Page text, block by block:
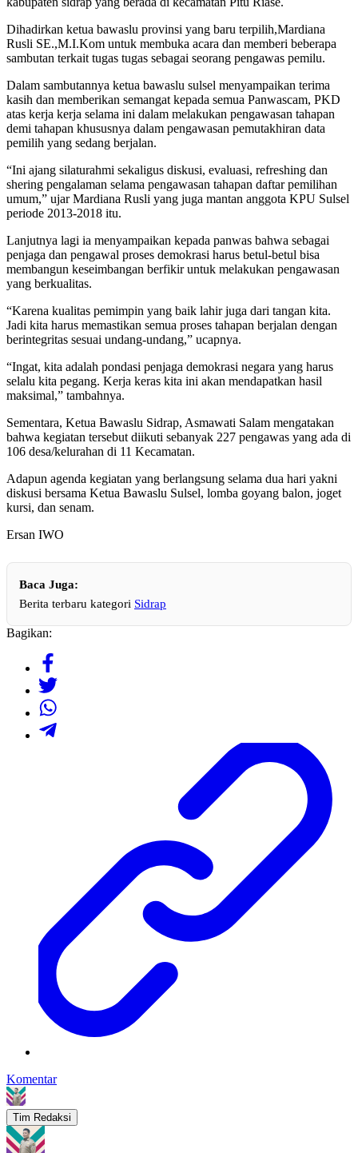
Dihadirkan ketua bawaslu provinsi yang baru terpilih,Mardiana
Rusli SE.,M.I.Kom untuk membuka acara dan memberi beberapa
sambutan terkait tugas tugas sebagai seorang pengawas pemilu.
Dalam sambutannya ketua bawaslu sulsel menyampaikan terima
kasih dan memberikan semangat kepada semua Panwascam, PKD
atas kerja kerja selama ini dalam melakukan pengawasan tahapan
demi tahapan khususnya dalam pengawasan pemutakhiran data
pemilih yang sedang berjalan.
“Ini ajang silaturahmi sekaligus diskusi, evaluasi, refreshing dan
shering pengalaman selama pengawasan tahapan daftar pemilihan
umum,” ujar Mardiana Rusli yang juga mantan anggota KPU Sulsel
periode 2013-2018 itu.
Lanjutnya lagi ia menyampaikan kepada panwas bahwa sebagai
penjaga dan pengawal proses demokrasi harus betul-betul bisa
membangun keseimbangan berfikir untuk melakukan pengawasan
yang berkualitas.
“Karena kualitas pemimpin yang baik lahir juga dari tangan kita.
Jadi kita harus memastikan semua proses tahapan berjalan dengan
berintegritas sesuai undang-undang,” ucapnya.
“Ingat, kita adalah pondasi penjaga demokrasi negara yang harus
selalu kita pegang. Kerja keras kita ini akan mendapatkan hasil
maksimal,” tambahnya.
Sementara, Ketua Bawaslu Sidrap, Asmawati Salam mengatakan
bahwa kegiatan tersebut diikuti sebanyak 227 pengawas yang ada di
106 desa/kelurahan di 11 Kecamatan.
Adapun agenda kegiatan yang berlangsung selama dua hari yakni
diskusi bersama Ketua Bawaslu Sulsel, lomba goyang balon, joget
kursi, dan senam.
Ersan IWO
Baca Juga:
Berita terbaru kategori Sidrap
Bagikan:
Komentar
Tim Redaksi